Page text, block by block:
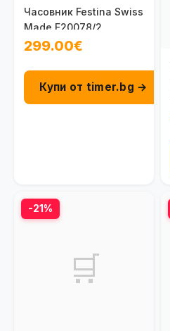
Часовник Festina Swiss
Made F20078/2
299.00€
Купи от timer.bg →
-21%
🛒